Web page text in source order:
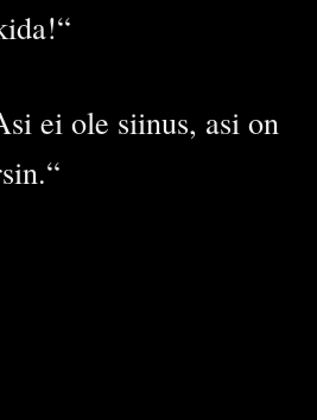
ei ole siinus, asi on